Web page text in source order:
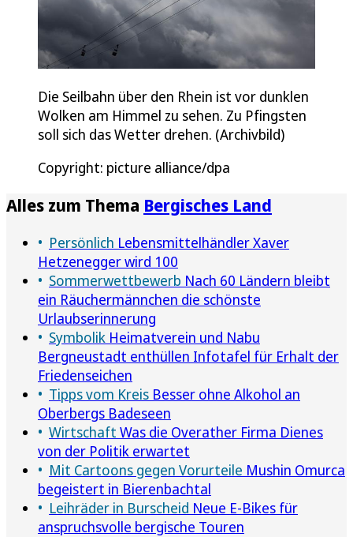
Die Seilbahn über den Rhein ist vor dunklen
Wolken am Himmel zu sehen. Zu Pfingsten
soll sich das Wetter drehen. (Archivbild)
Copyright: picture alliance/dpa
Alles zum Thema Bergisches Land
Persönlich Lebensmittelhändler Xaver
Hetzenegger wird 100
Sommerwettbewerb Nach 60 Ländern bleibt
ein Räuchermännchen die schönste
Urlaubserinnerung
Symbolik Heimatverein und Nabu
Bergneustadt enthüllen Infotafel für Erhalt der
Friedenseichen
Tipps vom Kreis Besser ohne Alkohol an
Oberbergs Badeseen
Wirtschaft Was die Overather Firma Dienes
von der Politik erwartet
Mit Cartoons gegen Vorurteile Mushin Omurca
begeistert in Bierenbachtal
Leihräder in Burscheid Neue E-Bikes für
anspruchsvolle bergische Touren